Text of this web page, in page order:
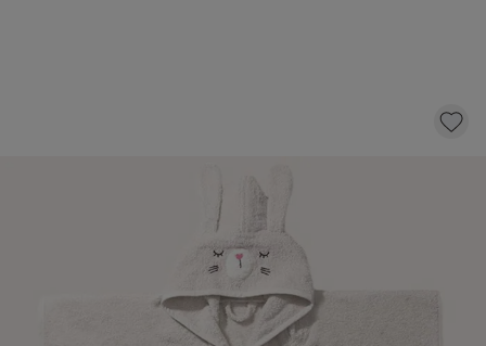
BADPONCHO KONIJN «LAPI»| 1 - 4 JAAR |
KLIK EN BESTEL